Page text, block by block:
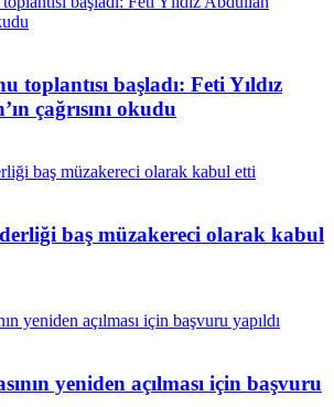
toplantısı başladı: Feti Yıldız
çağrısını okudu
baş müzakereci olarak kabul
yeniden açılması için başvuru